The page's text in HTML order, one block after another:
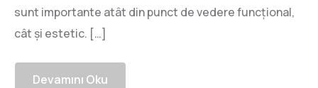
sunt importante atât din punct de vedere funcțional,
cât și estetic. […]
Devamını Oku